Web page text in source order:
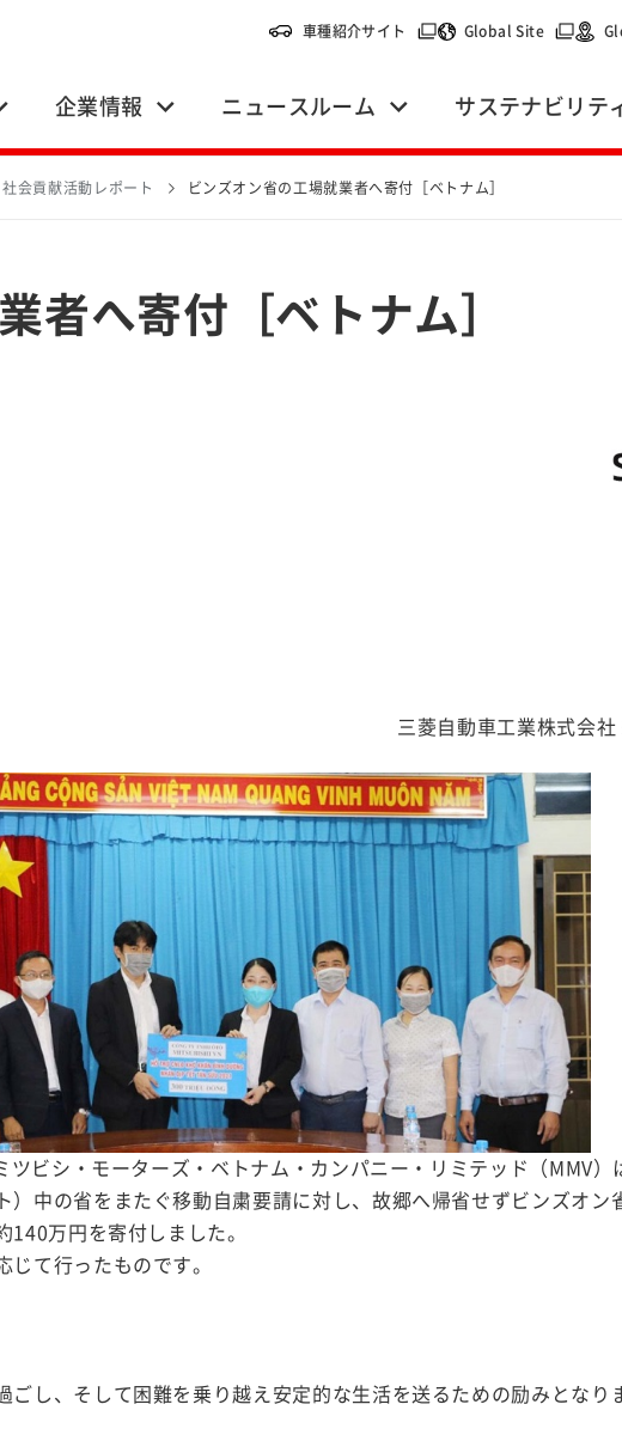
車種紹介サイト （別ウィンドウで開く）
Global Site（別ウィン
企業情報 ニュースルーム サステナビリテ
社会貢献活動レポート ビンズオン省の工場就業者へ寄付［ベトナム］
者へ寄付［ベトナム］
三菱自動車工業株式会
ビシ・モーターズ・ベトナム・カンパニー・リミテッド（MMV）
中の省をまたぐ移動自粛要請に対し、故郷へ帰省せずビンズオン
140万円を寄付しました。
じて行ったものです。
し、そして困難を乗り越え安定的な生活を送るための励みとなり